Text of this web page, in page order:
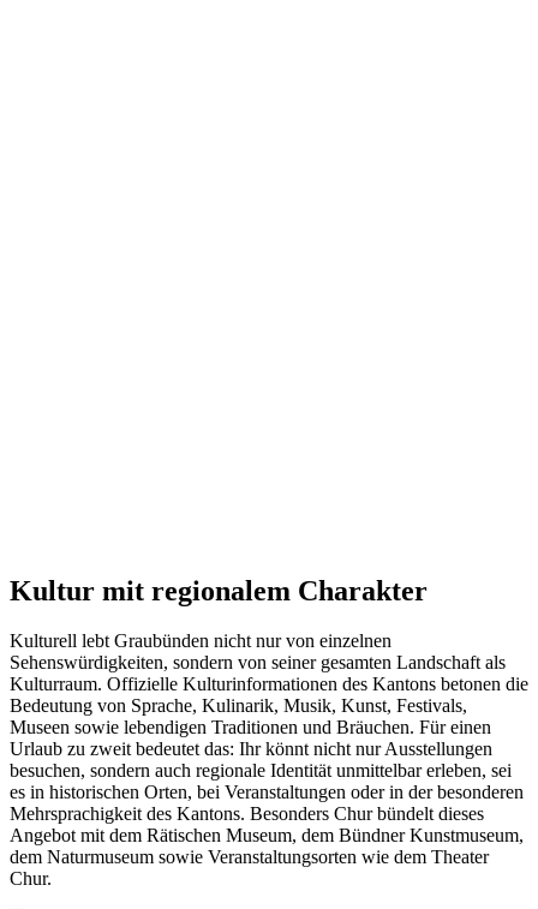
Kultur mit regionalem Charakter
Kulturell lebt Graubünden nicht nur von einzelnen
Sehenswürdigkeiten, sondern von seiner gesamten Landschaft als
Kulturraum. Offizielle Kulturinformationen des Kantons betonen die
Bedeutung von Sprache, Kulinarik, Musik, Kunst, Festivals,
Museen sowie lebendigen Traditionen und Bräuchen. Für einen
Urlaub zu zweit bedeutet das: Ihr könnt nicht nur Ausstellungen
besuchen, sondern auch regionale Identität unmittelbar erleben, sei
es in historischen Orten, bei Veranstaltungen oder in der besonderen
Mehrsprachigkeit des Kantons. Besonders Chur bündelt dieses
Angebot mit dem Rätischen Museum, dem Bündner Kunstmuseum,
dem Naturmuseum sowie Veranstaltungsorten wie dem Theater
Chur.